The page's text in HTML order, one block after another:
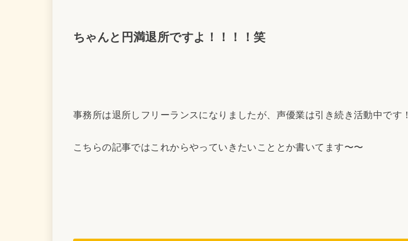
ちゃんと円満退所ですよ！！！！笑
事務所は退所しフリーランスになりましたが、声優業は引き続き活動中です！
こちらの記事ではこれからやっていきたいこととか書いてます〜〜